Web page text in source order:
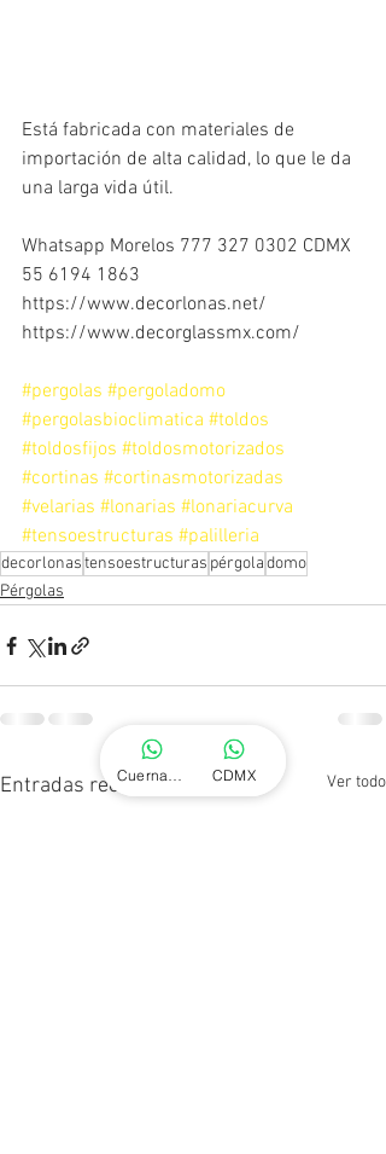
Está fabricada con materiales de
importación de alta calidad, lo que le da
una larga vida útil.
Whatsapp Morelos 777 327 0302 CDMX
55 6194 1863‬
https://www.decorlonas.net/
https://www.decorglassmx.com/
#pergolas #pergoladomo
#pergolasbioclimatica #toldos
#toldosfijos #toldosmotorizados
#cortinas #cortinasmotorizadas
#velarias #lonarias #lonariacurva
#tensoestructuras #palilleria
decorlonastensoestructuras pérgoladomo
Pérgolas
Entradas recientes Ver todo
CDMX